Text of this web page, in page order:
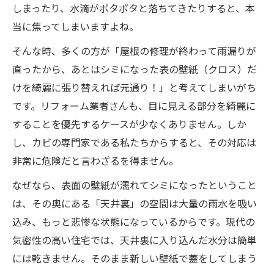
しまったり、水滴がポタポタと落ちてきたりすると、本
当に焦ってしまいますよね。
そんな時、多くの方が「屋根の修理が終わって雨漏りが
直ったから、あとはシミになった表の壁紙（クロス）だ
けを綺麗に張り替えれば元通り！」と考えてしまいがち
です。リフォーム業者さんも、目に見える部分を綺麗に
することを優先するケースが少なくありません。しか
し、カビの専門家である私たちからすると、その対応は
非常に危険だと言わざるを得ません。
なぜなら、表面の壁紙が濡れてシミになったということ
は、その奥にある「天井裏」の空間は大量の雨水を吸い
込み、もっと悲惨な状態になっているからです。現代の
気密性の高い住宅では、天井裏に入り込んだ水分は簡単
には乾きません。そのまま新しい壁紙で蓋をしてしまう